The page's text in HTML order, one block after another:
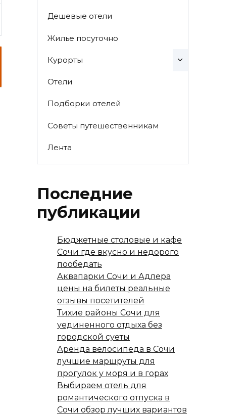
Дешевые отели
Жилье посуточно
Курорты
Отели
Подборки отелей
Советы путешественникам
Лента
Последние
публикации
Бюджетные столовые и кафе
Сочи где вкусно и недорого
пообедать
Аквапарки Сочи и Адлера
цены на билеты реальные
отзывы посетителей
Тихие районы Сочи для
уединенного отдыха без
городской суеты
Аренда велосипеда в Сочи
лучшие маршруты для
прогулок у моря и в горах
Выбираем отель для
романтического отпуска в
Сочи обзор лучших вариантов